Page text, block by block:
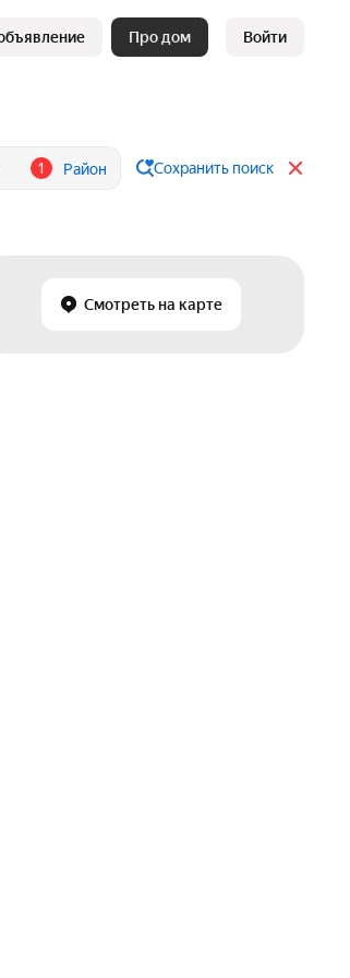
Про дом Войти
1 Район Сохранить поиск
Смотреть на карте